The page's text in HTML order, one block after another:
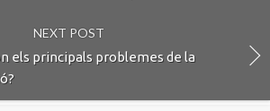
NEXT POST
els principals problemes de la